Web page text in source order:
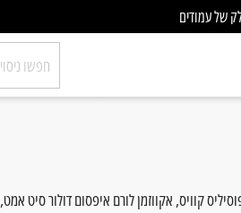
של עמודים
קוויס, אקווזמן לורם איפסום דולור סיט אמט,